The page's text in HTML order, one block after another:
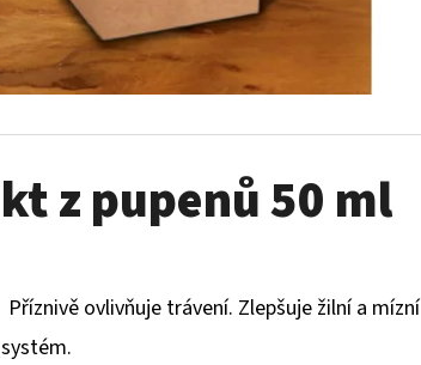
z pupenů 50 ml
Příznivě ovlivňuje trávení. Zlepšuje žilní a mízní